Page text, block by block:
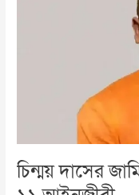
চিন্ময় দাসের